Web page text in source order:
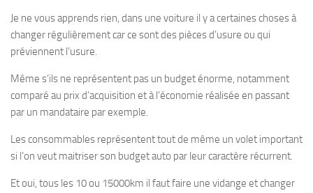
Je ne vous apprends rien, dans une voiture il y a certaines choses à
changer régulièrement car ce sont des pièces d’usure ou qui
préviennent l’usure.
Même s’ils ne représentent pas un budget énorme, notamment
comparé au prix d’acquisition et à l’économie réalisée en passant
par un mandataire par exemple.
Les consommables représentent tout de même un volet important
si l’on veut maitriser son budget auto par leur caractère récurrent.
Et oui, tous les 10 ou 15000km il faut faire une vidange et changer